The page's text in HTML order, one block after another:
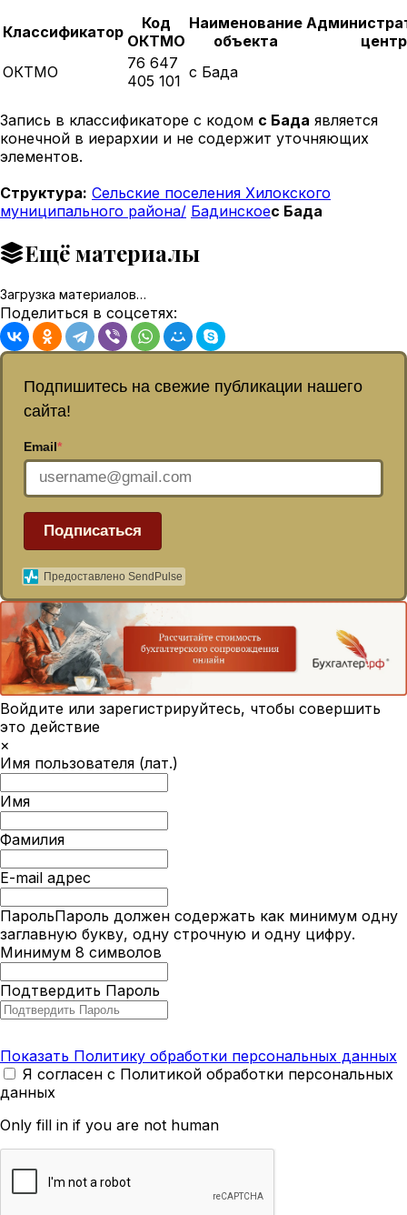
Классификатор
Код
ОКТМО
Наименование
объекта
центр
ОКТМО
76 647
405 101 с Бада
Запись в классификаторе с кодом с Бада является
конечной в иерархии и не содержит уточняющих
элементов.
Структура: Сельские поселения Хилокского
муниципального района/ Бадинскоес Бада
Ещё материалы
Загрузка материалов…
Поделиться в соцсетях:
Подпишитесь на свежие публикации нашего
сайта!
Email*
Подписаться
Предоставлено SendPulse
Войдите или зарегистрируйтесь, чтобы совершить
это действие
×
Имя пользователя (лат.)
Имя
Фамилия
E-mail адрес
ПарольПароль должен содержать как минимум одну
заглавную букву, одну строчную и одну цифру.
Минимум 8 символов
Подтвердить Пароль
Показать Политику обработки персональных данных
Я согласен с Политикой обработки персональных
данных
Only fill in if you are not human